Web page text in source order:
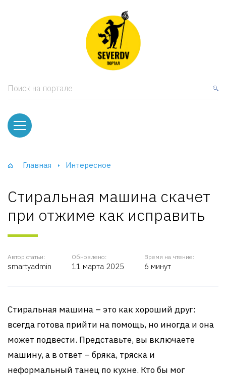
Поиск на портале
Главная Интересное
Стиральная машина скачет
при отжиме как исправить
Автор статьи:
smartyadmin
Обновлено:
11 марта 2025
Время на чтение:
6 минут
Стиральная машина – это как хороший друг:
всегда готова прийти на помощь, но иногда и она
может подвести. Представьте, вы включаете
машину, а в ответ – бряка, тряска и
неформальный танец по кухне. Кто бы мог
и тумбы